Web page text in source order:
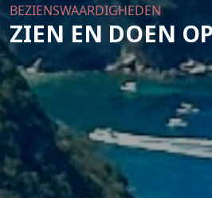
BEZIENSWAARDIGHEDEN
ZIEN EN DOEN